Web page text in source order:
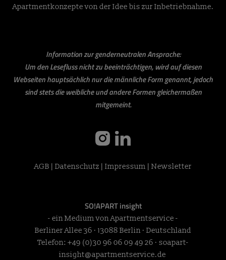
Apartmentkonzepte von der Idee bis zur Inbetriebnahme.
Information zur genderneutralen Ansprache:
Um den Lesefluss nicht zu beeinträchtigen, wird auf diesen
Webseiten hauptsächlich nur die männliche Form genannt, jedoch
sind stets die weibliche und andere Formen gleichermaßen
mitgemeint.
instagram
AGB | Datenschutz | Impressum | Newsletter
SO!APART insight
- ein Medium von Apartmentservice -
Berliner Allee 36 · 13088 Berlin · Deutschland
Telefon: +49 (0)30 96 06 09 49 26 · soapart-
insight@apartmentservice.de